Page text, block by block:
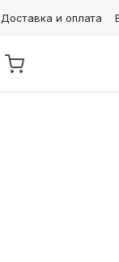
Доставка и оплата